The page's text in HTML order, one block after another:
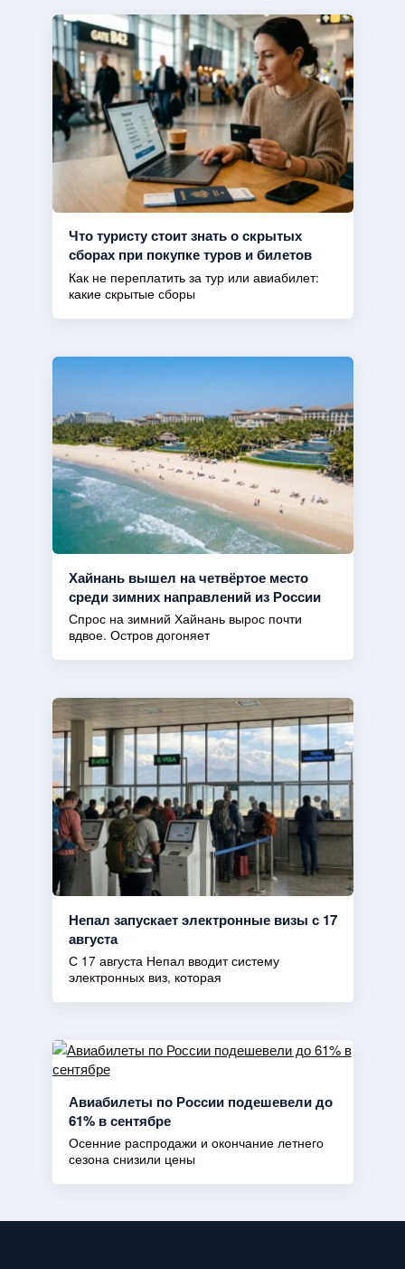
Что туристу стоит знать о скрытых
сборах при покупке туров и билетов
Как не переплатить за тур или авиабилет:
какие скрытые сборы
Хайнань вышел на четвёртое место
среди зимних направлений из России
Спрос на зимний Хайнань вырос почти
вдвое. Остров догоняет
Непал запускает электронные визы с 17
августа
С 17 августа Непал вводит систему
электронных виз, которая
Авиабилеты по России подешевели до
61% в сентябре
Осенние распродажи и окончание летнего
сезона снизили цены